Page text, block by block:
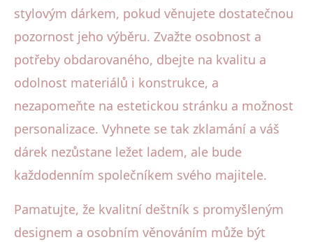
stylovým dárkem, pokud věnujete dostatečnou
pozornost jeho výběru. Zvažte osobnost a
potřeby obdarovaného, dbejte na kvalitu a
odolnost materiálů i konstrukce, a
nezapomeňte na estetickou stránku a možnost
personalizace. Vyhnete se tak zklamání a váš
dárek nezůstane ležet ladem, ale bude
každodenním společníkem svého majitele.
Pamatujte, že kvalitní deštník s promyšleným
designem a osobním věnováním může být